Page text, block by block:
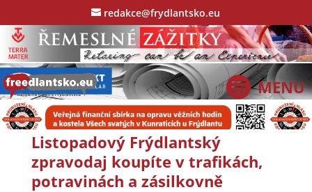
redakce@frydlantsko.eu
Listopadový Frýdlantský
zpravodaj koupíte v trafikách,
potravinách a zásilkovně